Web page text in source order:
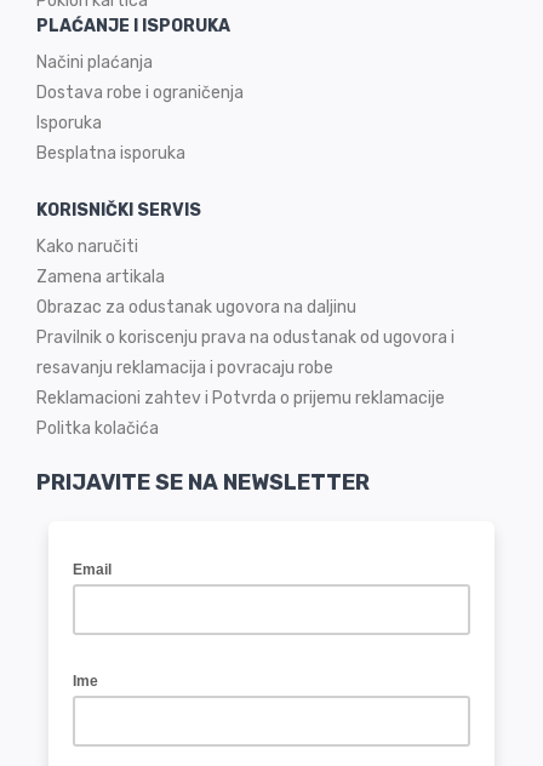
PLAĆANJE I ISPORUKA
Načini plaćanja
Dostava robe i ograničenja
Isporuka
Besplatna isporuka
KORISNIČKI SERVIS
Kako naručiti
Zamena artikala
Obrazac za odustanak ugovora na daljinu
Pravilnik o koriscenju prava na odustanak od ugovora i
resavanju reklamacija i povracaju robe
Reklamacioni zahtev i Potvrda o prijemu reklamacije
Politka kolačića
PRIJAVITE SE NA NEWSLETTER